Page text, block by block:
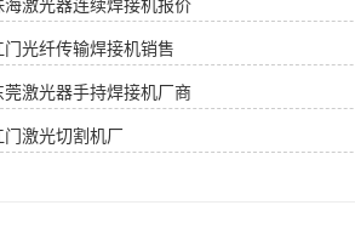
海激光器连续焊接机报价
门光纤传输焊接机销售
莞激光器手持焊接机厂商
门激光切割机厂